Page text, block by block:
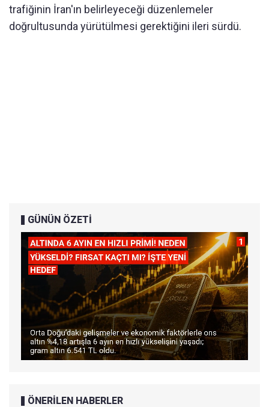
trafiğinin İran'ın belirleyeceği düzenlemeler
doğrultusunda yürütülmesi gerektiğini ileri sürdü.
GÜNÜN ÖZETİ
ÖNERİLEN HABERLER